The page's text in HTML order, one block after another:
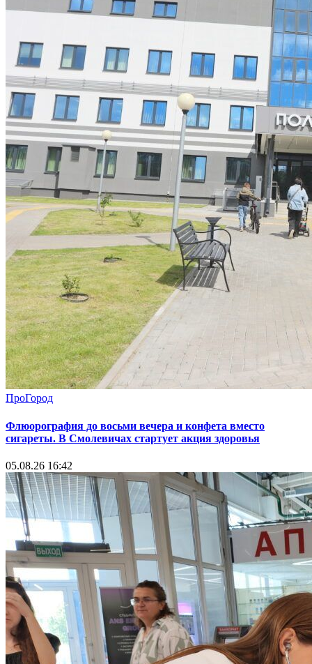
ПроГород
Флюорография до восьми вечера и конфета вместо
сигареты. В Смолевичах стартует акция здоровья
05.08.26 16:42